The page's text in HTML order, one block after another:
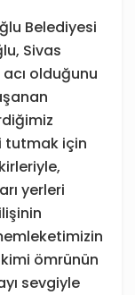
Belediyesi
Sivas
acı olduğunu
tutmak için
yerleri
ömrünün
sevgiyle